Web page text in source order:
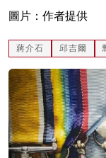
圖片：作者提供
蔣介石 邱吉爾